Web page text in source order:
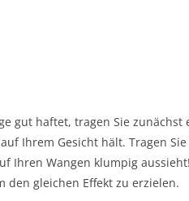
gut haftet, tragen Sie zunächst
Ihrem Gesicht hält. Tragen
Ihren Wangen klumpig
den gleichen Effekt zu erzielen.